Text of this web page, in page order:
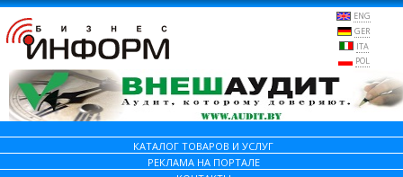
ENG
GER
ITA
POL
КАТАЛОГ ТОВАРОВ И УСЛУГ
РЕКЛАМА НА ПОРТАЛЕ